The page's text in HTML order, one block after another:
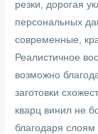
резки, дорогая
персональных
современные,
Реалистичное
возможно
заготовки
кварц винил не
благодаря